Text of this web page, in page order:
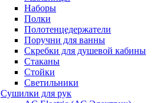
Наборы
Полки
Полотенцедержатели
Поручни для ванны
Скребки для душевой кабины
Стаканы
Стойки
Светильники
Сушилки для рук